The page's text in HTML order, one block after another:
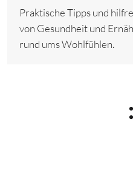
Praktische Tipps und
von Gesundheit und
rund ums Wohlfühlen.